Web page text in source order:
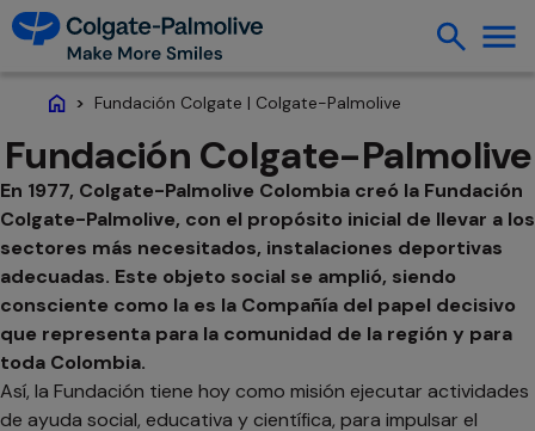
Fundación Colgate | Colgate-Palmolive
Fundación Colgate-Palmolive
En 1977, Colgate-Palmolive Colombia creó la Fundación
Colgate-Palmolive, con el propósito inicial de llevar a los
sectores más necesitados, instalaciones deportivas
adecuadas. Este objeto social se amplió, siendo
consciente como la es la Compañía del papel decisivo
que representa para la comunidad de la región y para
toda Colombia.
Así, la Fundación tiene hoy como misión ejecutar actividades
de ayuda social, educativa y científica, para impulsar el